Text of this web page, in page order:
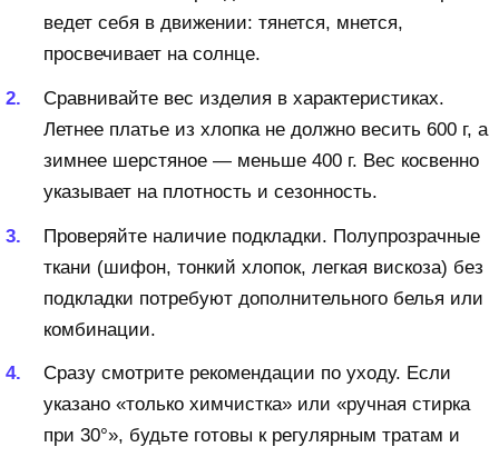
ведет себя в движении: тянется, мнется,
просвечивает на солнце.
Сравнивайте вес изделия в характеристиках.
Летнее платье из хлопка не должно весить 600 г, а
зимнее шерстяное — меньше 400 г. Вес косвенно
указывает на плотность и сезонность.
Проверяйте наличие подкладки. Полупрозрачные
ткани (шифон, тонкий хлопок, легкая вискоза) без
подкладки потребуют дополнительного белья или
комбинации.
Сразу смотрите рекомендации по уходу. Если
указано «только химчистка» или «ручная стирка
при 30°», будьте готовы к регулярным тратам и